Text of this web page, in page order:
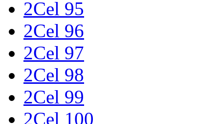
2Cel 95
2Cel 96
2Cel 97
2Cel 98
2Cel 99
2Cel 100